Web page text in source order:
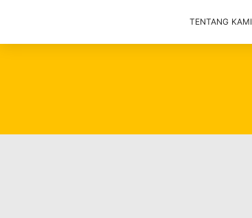
TENTANG KAMI